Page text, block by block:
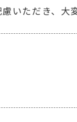
いただき、大